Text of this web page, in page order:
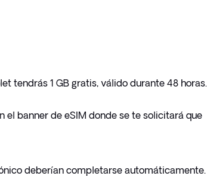
tendrás 1 GB gratis, válido durante 48 horas.
el banner de eSIM donde se te solicitará que
deberían completarse automáticamente.